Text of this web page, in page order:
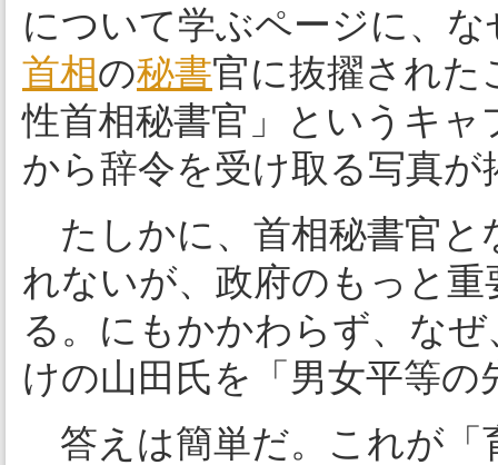
について学ぶページに、
首相の秘書官に抜擢された
性首相秘書官」というキ
から辞令を受け取る写真
たしかに、首相秘書官と
れないが、政府のもっと
る。にもかかわらず、なぜ
けの山田氏を「男女平等
答えは簡単だ。これが「